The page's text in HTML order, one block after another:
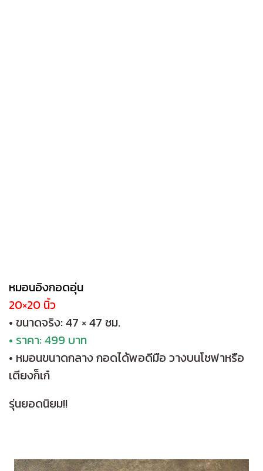
หมอนอิงกอดอุ่น
20×20 นิ้ว
• ขนาดจริง: 47 × 47 ซม.
• ราคา: 499 บาท
• หมอนขนาดกลาง กอดได้พอดีมือ วางบนโซฟาหรือ
เตียงก็เก๋
รุ่นยอดนิยม!!